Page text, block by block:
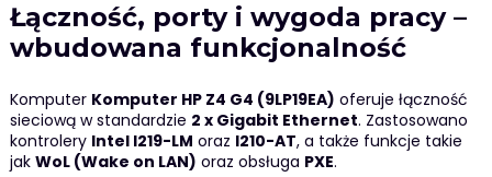
Łączność, porty i wygoda pracy –
wbudowana funkcjonalność
Komputer Komputer HP Z4 G4 (9LP19EA) oferuje łączność
sieciową w standardzie 2 x Gigabit Ethernet. Zastosowano
kontrolery Intel I219-LM oraz I210-AT, a także funkcje takie
jak WoL (Wake on LAN) oraz obsługa PXE.